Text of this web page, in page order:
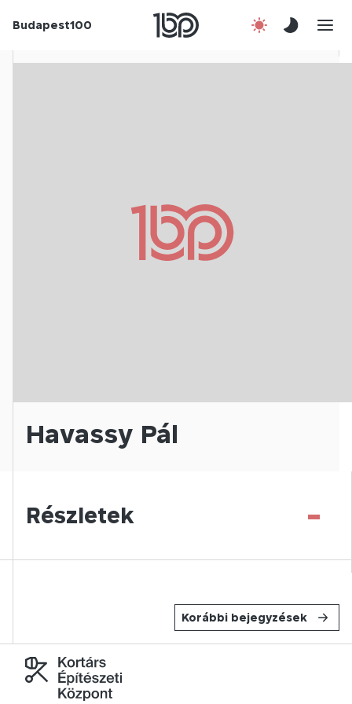
Budapest100 Rólunk
Korábbi évek
Havassy Pál
Részletek -
Korábbi bejegyzések